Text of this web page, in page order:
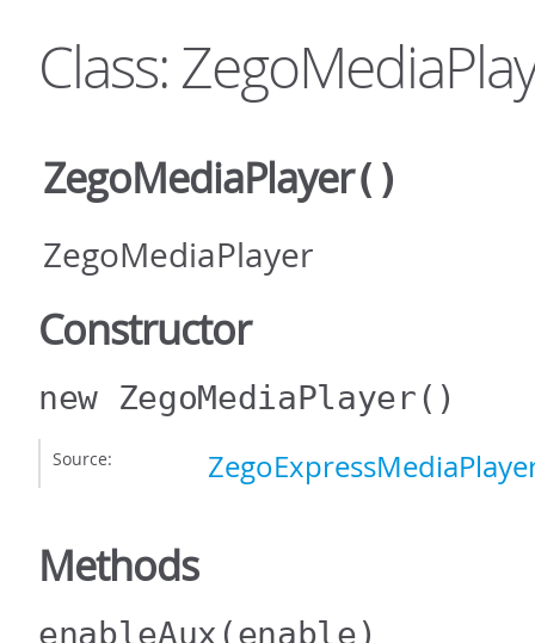
Class:
ZegoMediaPlayer()
ZegoMediaPlayer
Constructor
new ZegoMediaPlayer()
Source:
Methods
enableAux(enable)